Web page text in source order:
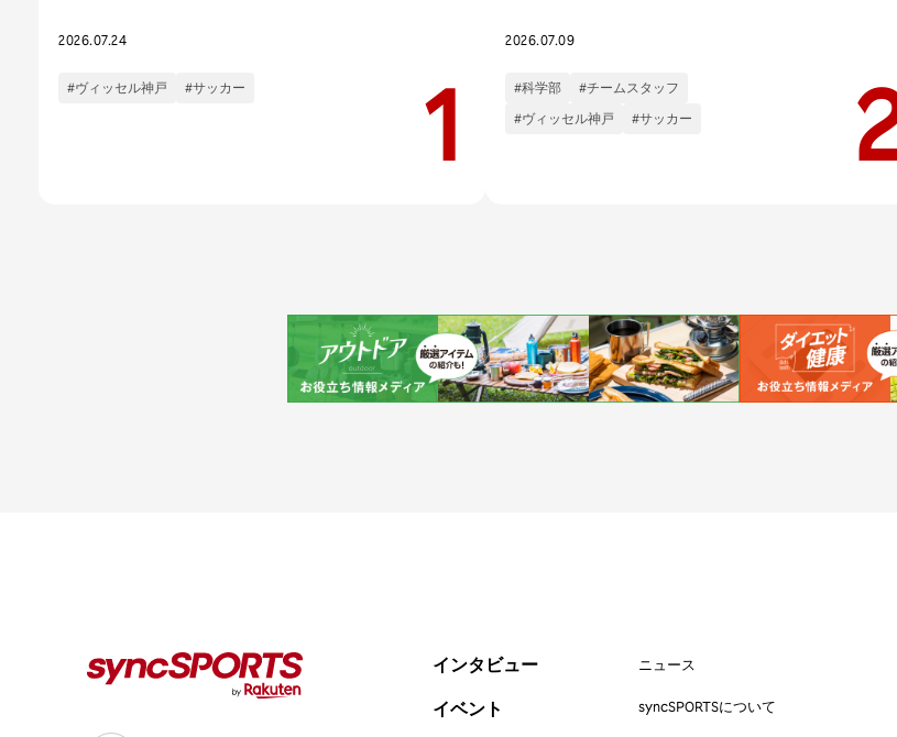
2026.07.24
#ヴィッセル神戸 #サッカー
2026.07.09
#科学部
#チームスタッフ
#ヴィッセル神戸
#サッカー
#アスリートのセカンドキャリア
インタビュー
イベント
ニュース
syncSPORTSについて